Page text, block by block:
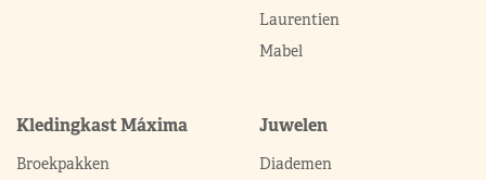
Laurentien
Mabel
Kledingkast Máxima
Broekpakken
Juwelen
Diademen